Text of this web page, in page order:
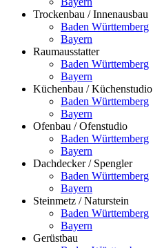
Trockenbau / Innenausbau
Baden Württemberg
Bayern
Raumausstatter
Baden Württemberg
Bayern
Küchenbau / Küchenstudio
Baden Württemberg
Bayern
Ofenbau / Ofenstudio
Baden Württemberg
Bayern
Dachdecker / Spengler
Baden Württemberg
Bayern
Steinmetz / Naturstein
Baden Württemberg
Bayern
Gerüstbau